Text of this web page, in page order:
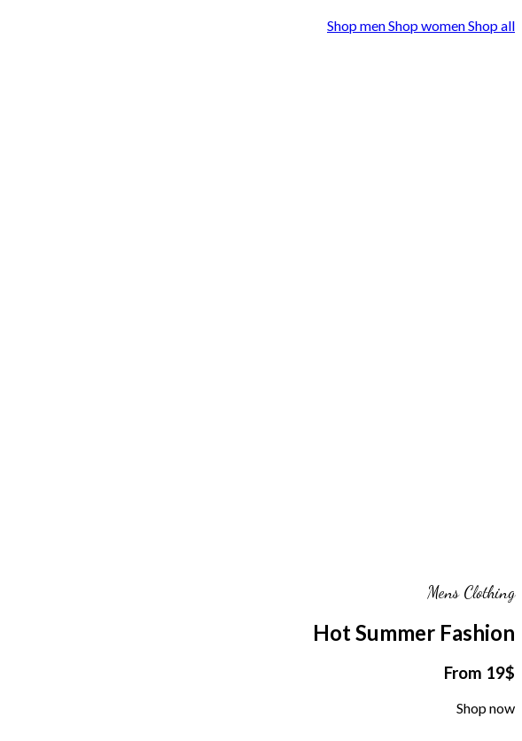
Shop menShop womenShop all
Mens Clothing
Hot Summer Fashion
From 19$
Shop now